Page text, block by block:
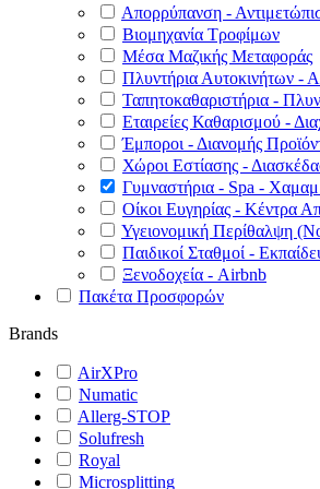
Απορρύπανση -
Βιομηχανία Τροφίμων
Μέσα Μαζικής Μεταφοράς
Πλυντήρια Αυτοκινήτων -
Ταπητοκαθαριστήρια -
Εταιρείες Καθαρισμού -
Έμποροι - Διανομής
Χώροι Εστίασης -
Γυμναστήρια - Spa -
Οίκοι Ευγηρίας - Κέντρα
Υγειονομική Περίθαλψη
Παιδικοί Σταθμοί -
Ξενοδοχεία - Airbnb
Πακέτα Προσφορών
Brands
AirXPro
Numatic
Allerg-STOP
Solufresh
Royal
Microsplitting